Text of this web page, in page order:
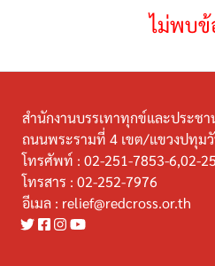
ไม่พบ
สำนักงานบรรเทาทุกข์และประช
ถนนพระรามที่ 4 เขต/แขวงปทุม
โทรศัพท์ : 02-251-7853-6,02-
โทรสาร : 02-252-7976
อีเมล : relief@redcross.or.th